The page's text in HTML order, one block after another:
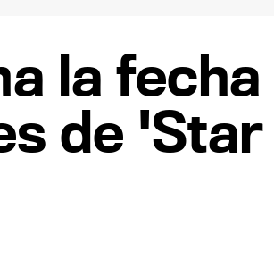
la fecha
de 'Star